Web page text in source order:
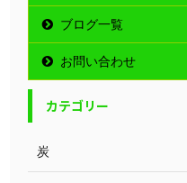
ブログ一覧
お問い合わせ
カテゴリー
炭